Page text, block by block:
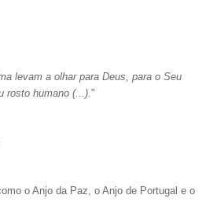
levam a olhar para Deus, para o Seu
rosto humano (...)."
o Anjo da Paz, o Anjo de Portugal e o